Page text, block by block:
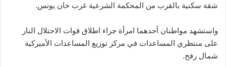
شقة سكنية بالقرب من المحكمة الشرعية غرب خان يونس.
واستشهد مواطنان أحدهما امرأة جراء اطلاق قوات الاحتلال النار
على منتظري المساعدات في مركز توزيع المساعدات الأميركية
شمال رفح.